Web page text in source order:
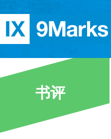
简体中文
书评